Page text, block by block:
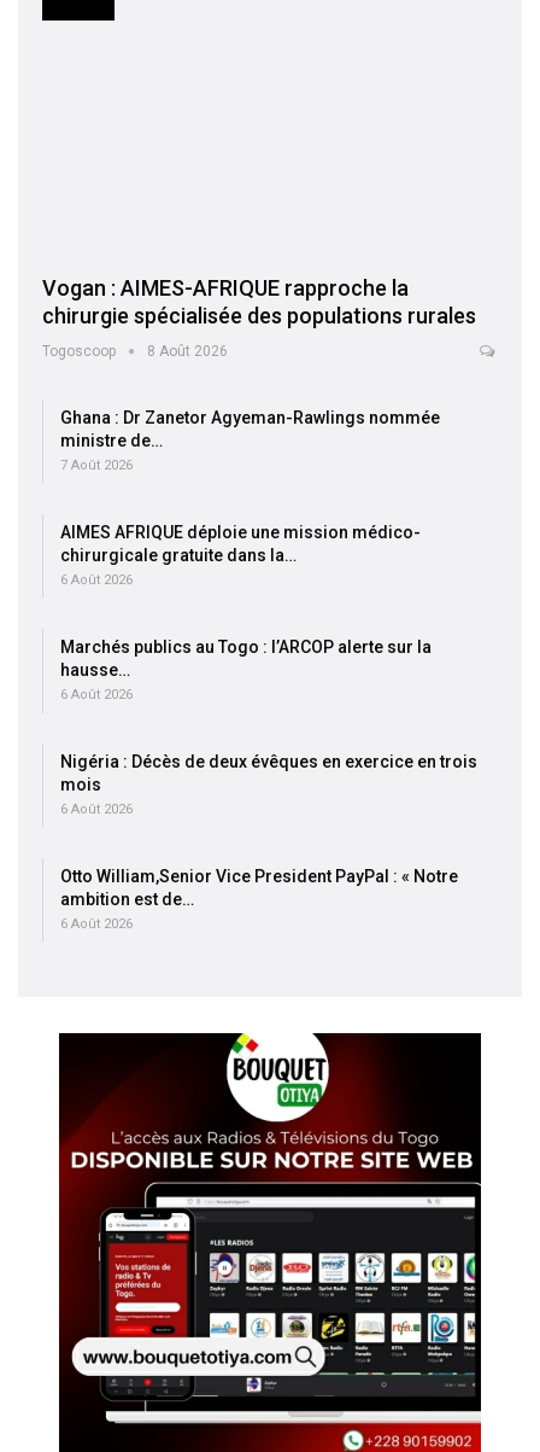
Vogan : AIMES-AFRIQUE rapproche la
chirurgie spécialisée des populations rurales
Togoscoop 8 Août 2026
Ghana : Dr Zanetor Agyeman-Rawlings nommée
ministre de…
7 Août 2026
AIMES AFRIQUE déploie une mission médico-
chirurgicale gratuite dans la…
6 Août 2026
Marchés publics au Togo : l’ARCOP alerte sur la
hausse…
6 Août 2026
Nigéria : Décès de deux évêques en exercice en trois
mois
6 Août 2026
Otto William,Senior Vice President PayPal : « Notre
ambition est de…
6 Août 2026